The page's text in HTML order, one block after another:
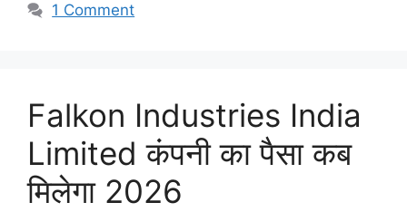
1 Comment
Falkon Industries India
Limited कंपनी का पैसा कब
मिलेगा 2026